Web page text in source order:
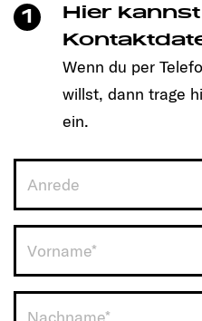
So einfach
1. Daten eingeben
2. Händler auswählen &
3. Dein Sunlight Händler
1
Hier
Wenn du per
willst, dann trage
ein.
Anrede